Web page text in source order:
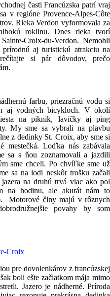
časti Francúzska patrí vraj
v regióne Provence-Alpes-Côte
Rieka Verdon vyformovala za
roklinu. Dnes rieka tvorí
Croix-du-Verdon. Nemohli
aj turistickú atrakciu na
si pár dôvodov, prečo
farbu, priezračnú vodu si
aj vodných bicykloch. V okolí
na piknik, lavičky aj ping
My sme sa vybrali na plavbu
z dedinky St. Croix, aby sme si
mestečká. Loďka nás zabávala
sa s ňou zoznamovali a jazdili
sme chceli. Po chvíľke sme už
sa na lodi neskôr trošku začali
na druhú trvá viac ako pol
na hodinu, ale akurát nám to
Motorové člny majú v rôznych
povahy by som
pre dovolenkárov z francúzskej
boli ešte začiatkom mája mimo
Jazero je nádherné. Príroda